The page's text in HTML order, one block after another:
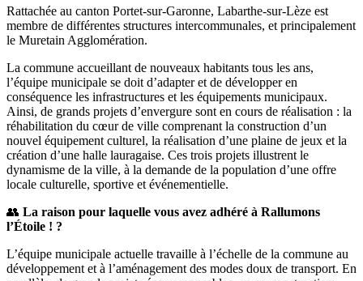
Rattachée au canton Portet-sur-Garonne, Labarthe-sur-Lèze est
membre de différentes structures intercommunales, et principalement
le Muretain Agglomération.
La commune accueillant de nouveaux habitants tous les ans,
l’équipe municipale se doit d’adapter et de développer en
conséquence les infrastructures et les équipements municipaux.
Ainsi, de grands projets d’envergure sont en cours de réalisation : la
réhabilitation du cœur de ville comprenant la construction d’un
nouvel équipement culturel, la réalisation d’une plaine de jeux et la
création d’une halle lauragaise. Ces trois projets illustrent le
dynamisme de la ville, à la demande de la population d’une offre
locale culturelle, sportive et événementielle.
👥 La raison pour laquelle vous avez adhéré à Rallumons
l’Étoile ! ?
L’équipe municipale actuelle travaille à l’échelle de la commune au
développement et à l’aménagement des modes doux de transport. En